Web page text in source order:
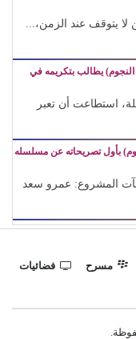
لا يتوقف عند الزمن،...
يطالب بتكريمه في
استطاعت أن تعبر
بأول تصريحاته عن مسلسله
المشروع: عمرو سعد
مسرح
فضائيات